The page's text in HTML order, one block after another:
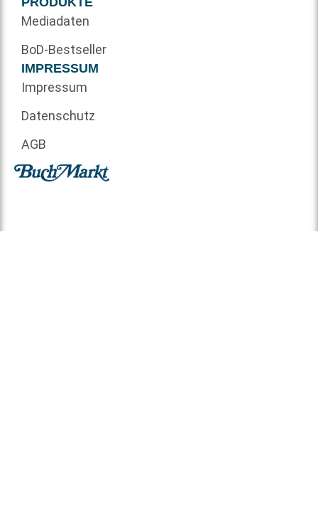
Mediadaten
BoD-Bestseller
IMPRESSUM
Impressum
Datenschutz
AGB